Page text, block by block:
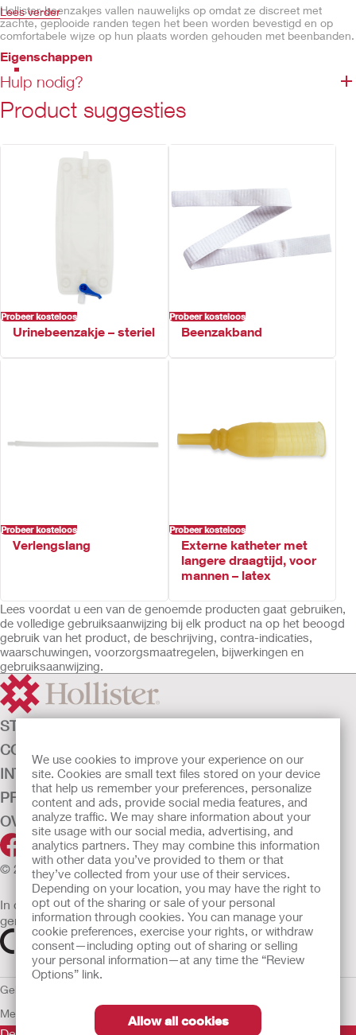
We use cookies to improve your experience on our
site. Cookies are small text files stored on your device
that help us remember your preferences, personalize
content and ads, provide social media features, and
analyze traffic. We may share information about your
site usage with our social media, advertising, and
analytics partners. They may combine this information
with other data you’ve provided to them or that
they’ve collected from your use of their services.
Depending on your location, you may have the right to
opt out of the sharing or sale of your personal
information through cookies. You can manage your
cookie preferences, exercise your rights, or withdraw
consent—including opting out of sharing or selling
your personal information—at any time the “Review
Options” link.
Allow all cookies
Hollister-beenzakjes vallen nauwelijks op omdat ze discreet met
zachte, geplooide randen tegen het been worden bevestigd en op
comfortabele wijze op hun plaats worden gehouden met beenbanden.
Eigenschappen
Gemakkelijke afvoer dankzij eenvoudig te gebruiken afvoerventiel
De platte knopen op de zakjes reduceren de kans op drukpunten
tijdens het bevestigen van het zakje
beenzakje verschuift.
Leverbaar in een discrete capaciteit van 800 ml
Lees verder
Hulp nodig?
Product suggesties
Probeer kosteloos
Urinebeenzakje – steriel
Probeer kosteloos
Beenzakband
Probeer kosteloos
Verlengslang
Probeer kosteloos
Externe katheter met
langere draagtijd, voor
mannen – latex
Lees voordat u een van de genoemde producten gaat gebruiken,
de volledige gebruiksaanwijzing bij elk product na op het beoogd
gebruik van het product, de beschrijving, contra-indicaties,
waarschuwingen, voorzorgsmaatregelen, bijwerkingen en
gebruiksaanwijzing.
STOMAZORG
CONTINENTIEZORG
INTENSIEVE ZORG
PRODUCTEN
OVER ONS
© 2026 Hollister Incorporated
In de EU verkochte medische hulpmiddelen dienen
gemarkeerd te zijn met een van de volgende symbolen
Gebruiksvoorwaarden
Mededeling aan Klokkenluiders